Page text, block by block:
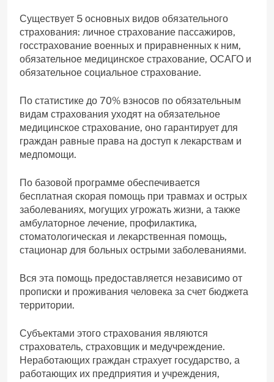
Существует 5 основных видов обязательного
страхования: личное страхование пассажиров,
госстрахование военных и приравненных к ним,
обязательное медицинское страхование, ОСАГО и
обязательное социальное страхование.
По статистике до 70% взносов по обязательным
видам страхования уходят на обязательное
медицинское страхование, оно гарантирует для
граждан равные права на доступ к лекарствам и
медпомощи.
По базовой программе обеспечивается
бесплатная скорая помощь при травмах и острых
заболеваниях, могущих угрожать жизни, а также
амбулаторное лечение, профилактика,
стоматологическая и лекарственная помощь,
стационар для больных острыми заболеваниями.
Вся эта помощь предоставляется независимо от
прописки и проживания человека за счет бюджета
территории.
Субъектами этого страхования являются
страхователь, страховщик и медучреждение.
Неработающих граждан страхует государство, а
работающих их предприятия и учреждения,